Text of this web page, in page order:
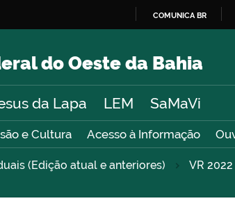
O
COMUNICA BR
do Oeste da Bahia
da Lapa LEM SaMaVi
e Cultura Acesso à Informação
(Edição atual e anteriores) VR 2022